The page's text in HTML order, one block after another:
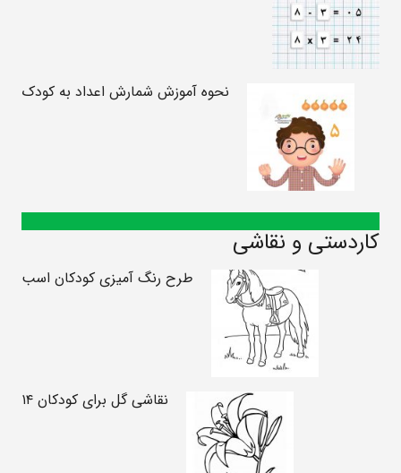
نحوه آموزش شمارش اعداد به کودک
کاردستی و نقاشی
طرح رنگ آمیزی کودکان اسب
نقاشی گل برای کودکان ۱۴